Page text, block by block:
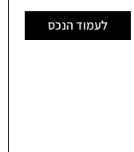
לעמוד הנכס